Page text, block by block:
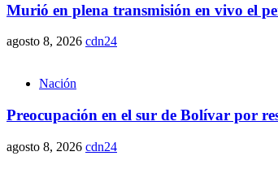
Murió en plena transmisión en vivo el
agosto 8, 2026 cdn24
Nación
Preocupación en el sur de Bolívar por
agosto 8, 2026 cdn24